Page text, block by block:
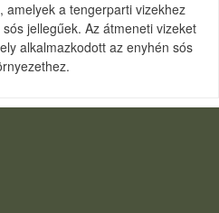
a tengerparti vizekhez
jellegűek. Az átmeneti vizeket
alkalmazkodott az enyhén sós